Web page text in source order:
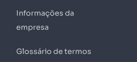
Informações da
empresa
Glossário de termos